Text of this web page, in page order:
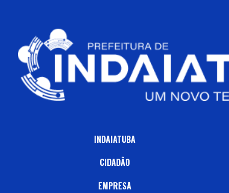
INDAIATUBA
CIDADÃO
EMPRESA